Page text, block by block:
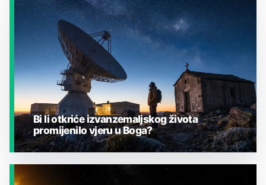
JESTE LI ZNALI?
JESTE LI ZNALI?
Bi li otkriće izvanzemaljskog života
promijenilo vjeru u Boga?